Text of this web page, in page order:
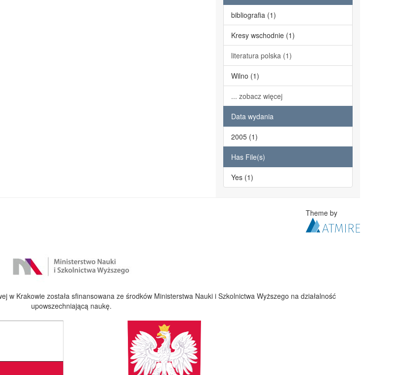
bibliografia (1)
Kresy wschodnie (1)
literatura polska (1)
Wilno (1)
... zobacz więcej
Data wydania
2005 (1)
Has File(s)
Yes (1)
Theme by
w Krakowie została sfinansowana ze środków Ministerstwa Nauki i Szkolnictwa Wyższego na działalność
upowszechniającą naukę.